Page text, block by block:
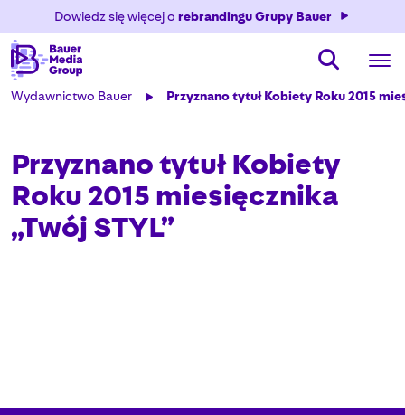
Dowiedz się więcej o rebrandingu Grupy Bauer
Wydawnictwo Bauer Przyznano tytuł Kobiety Roku 2015
Przyznano tytuł Kobiety
Roku 2015 miesięcznika
„Twój STYL”